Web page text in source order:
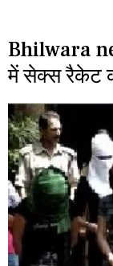
Bhilwara
में सेक्स रैकेट